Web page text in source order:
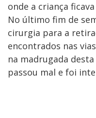
onde a criança
No último fim de
cirurgia para a
encontrados nas
na madrugada
passou mal e foi